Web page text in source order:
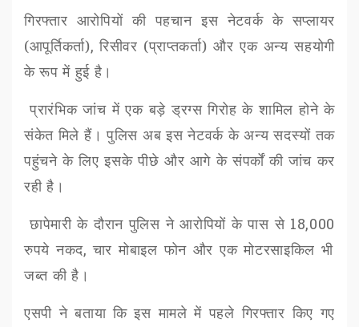
गिरफ्तार आरोपियों की पहचान इस नेटवर्क के सप्लायर
(आपूर्तिकर्ता),रिसीवर (प्राप्तकर्ता) और एक अन्य सहयोगी
के रूप में हुई है।
प्रारंभिक जांच में एक बड़े ड्रग्स गिरोह के शामिल होने के
संकेत मिले हैं। पुलिस अब इस नेटवर्क के अन्य सदस्यों तक
पहुंचने के लिए इसके पीछे और आगे के संपर्कों की जांच कर
रही है।
छापेमारी के दौरान पुलिस ने आरोपियों के पास से 18,000
रुपये नकद,चार मोबाइल फोन और एक मोटरसाइकिल भी
जब्त की है।
एसपी ने बताया कि इस मामले में पहले गिरफ्तार किए गए